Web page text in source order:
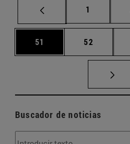
Página
1
Página
51 Página
52
Buscador de noticias